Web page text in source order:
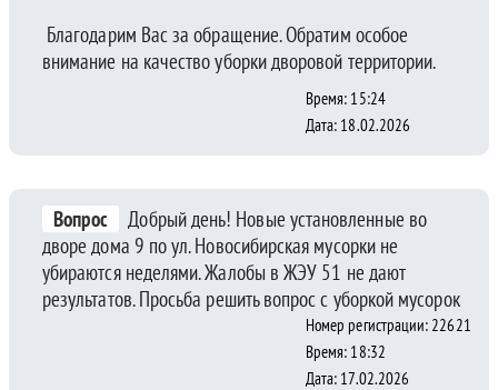
Благодарим Вас за обращение. Обратим особое
внимание на качество уборки дворовой территории.
Время: 15:24
Дата: 18.02.2026
Вопрос
Добрый день! Новые установленные во
дворе дома 9 по ул. Новосибирская мусорки не
убираются неделями. Жалобы в ЖЭУ 51 не дают
результатов. Просьба решить вопрос с уборкой мусорок
Номер регистрации: 22621
Время: 18:32
Дата: 17.02.2026